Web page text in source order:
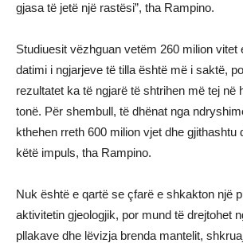
gjasa të jetë një rastësi”, tha Rampino.
Studiuesit vëzhguan vetëm 260 milion vitet
datimi i ngjarjeve të tilla është më i saktë,
rezultatet ka të ngjarë të shtrihen më tej në
tonë. Për shembull, të dhënat nga
kthehen rreth 600 milion vjet dhe gjithashtu
këtë impuls, tha Rampino.
Nuk është e qartë se çfarë e shkakton një
aktivitetin gjeologjik, por mund të drejtohet
pllakave dhe lëvizja brenda mantelit,